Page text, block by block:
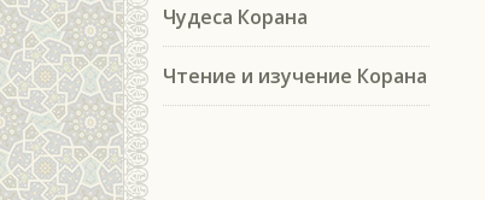
Чудеса Корана
Чтение и изучение Корана